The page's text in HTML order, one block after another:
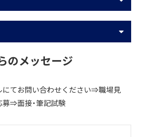
のメッセージ
にてお問い合わせください⇒職場見
⇒面接・筆記試験